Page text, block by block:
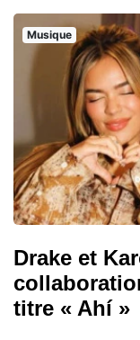
Musique
Drake et
titre « Ahí »